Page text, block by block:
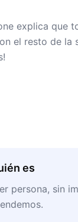
explica que
el resto de
es
persona, sin